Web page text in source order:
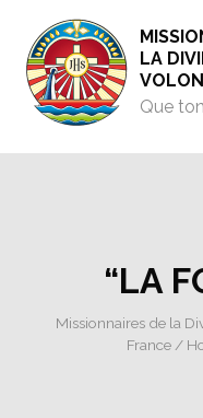
LA
Que
“LA
Missionnaires de la
France /